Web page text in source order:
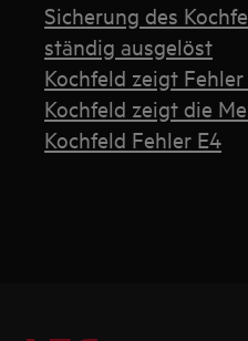
Sicherung des
ständig ausgelöst
Kochfeld zeigt Fehler
Kochfeld zeigt die
Kochfeld Fehler E4